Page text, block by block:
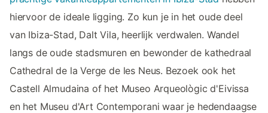
hiervoor de ideale ligging. Zo kun je in het oude deel
van Ibiza-Stad, Dalt Vila, heerlijk verdwalen. Wandel
langs de oude stadsmuren en bewonder de kathedraal
Cathedral de la Verge de les Neus. Bezoek ook het
Castell Almudaina of het Museo Arqueològic d'Eivissa
en het Museu d'Art Contemporani waar je hedendaagse